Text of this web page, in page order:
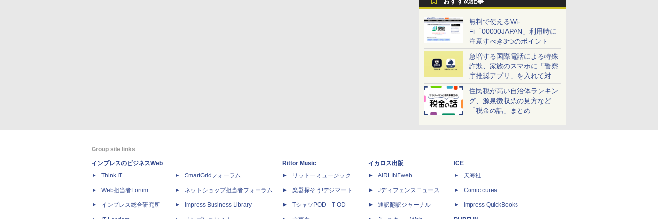
無料で使えるWi-
Fi「00000JAPAN」利用時に
注意すべき3つのポイント
急増する国際電話による特殊
詐欺、家族のスマホに「警察
庁推奨アプリ」を入れて対策
しよう！
住民税が高い自治体ランキン
グ、源泉徴収票の見方など
「税金の話」まとめ
Group site links
インプレスのビジネスWeb
Think IT
Web担当者Forum
インプレス総合研究所
SmartGridフォーラム
ネットショップ担当者フォーラム
Impress Business Library
Rittor Music
リットーミュージック
楽器探そう!デジマート
TシャツPOD T-OD
イカロス出版
AIRLINEweb
Jディフェンスニュース
通訳翻訳ジャーナル
ICE
天海社
Comic curea
impress QuickBooks